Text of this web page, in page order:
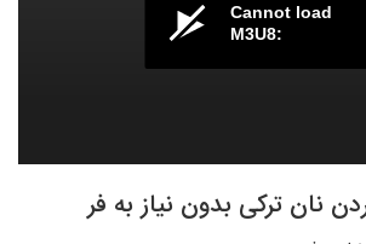
Cannot load
M3U8:
نان ترکی بدون نیاز به فر